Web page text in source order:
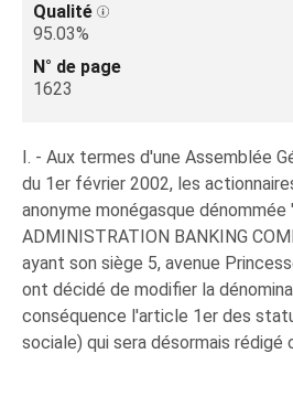
Qualité
95.03%
N° de page
1623
I. - Aux termes d'une Assemblée
du 1er février 2002, les
anonyme monégasque dénommée
ADMINISTRATION BANKING
ayant son siège 5, avenue
ont décidé de modifier la
conséquence l'article 1er des
sociale) qui sera désormais rédigé